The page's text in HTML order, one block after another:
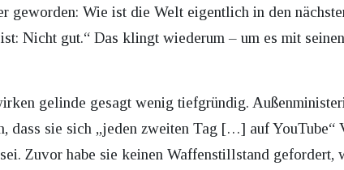
geworden: Wie ist die Welt eigentlich in den
Nicht gut.“ Das klingt wiederum – um es mit
gelinde gesagt wenig tiefgründig.
dass sie sich „jeden zweiten Tag […] auf YouTube“
Zuvor habe sie keinen Waffenstillstand gefordert,